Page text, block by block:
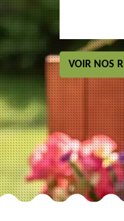
VOIR NOS